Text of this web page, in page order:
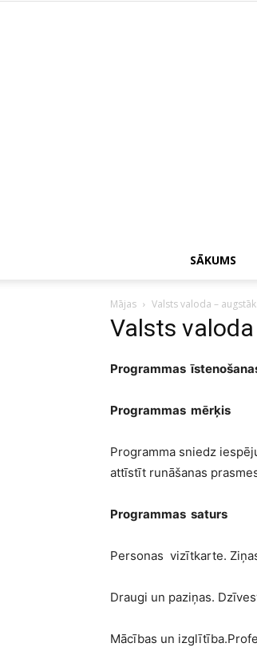
SĀKUMS
Mājas Valsts valoda –
Valsts
Programmas
Programmas mērķis
Programma sniedz
attīstīt runāšanas
Programmas saturs
Personas vizītkarte.
Draugi un paziņas.
Mācības un